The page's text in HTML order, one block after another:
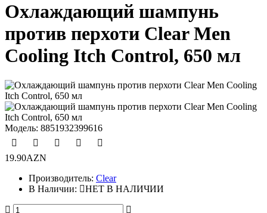
Охлаждающий шампунь
против перхоти Clear Men
Cooling Itch Control, 650 мл
Модель: 8851932399616
19.90AZN
Производитель: Clear
В Наличии:
НЕТ В НАЛИЧИИ